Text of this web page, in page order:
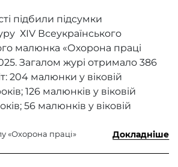
підбили підсумки
ХІV Всеукраїнського
малюнка «Охорона праці
Загалом журі отримало 386
204 малюнки у віковій
126 малюнків у віковій
56 малюнків у віковій
«Охорона праці» Докладніше